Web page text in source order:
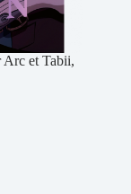
Arc et Tabii,